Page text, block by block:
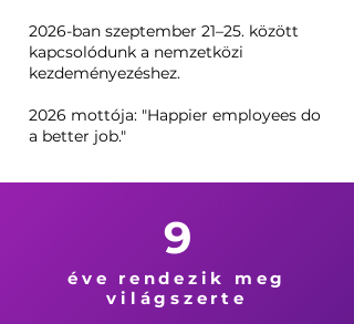
2026-ban szeptember 21–25. között
kapcsolódunk a nemzetközi
kezdeményezéshez.
2026 mottója: "Happier employees do
a better job."
9
éve rendezik meg
világszerte